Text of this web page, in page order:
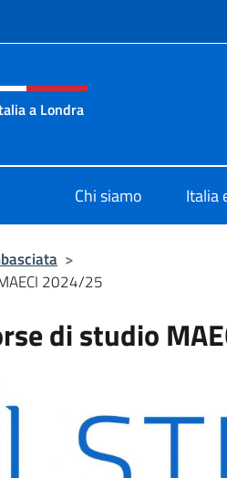
e menù
a Londra
Chi siamo Italia
>
2024/25
di studio